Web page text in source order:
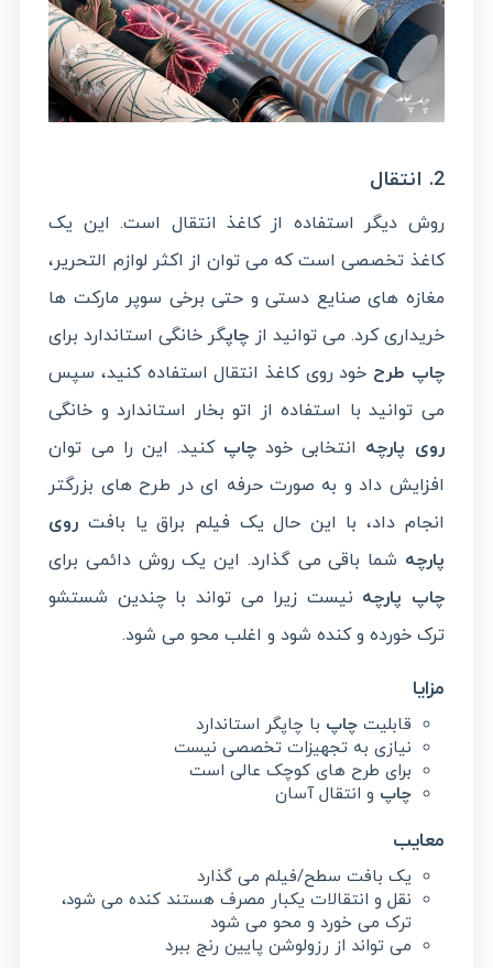
2. انتقال
روش دیگر استفاده از کاغذ انتقال است. این یک
کاغذ تخصصی است که می توان از اکثر لوازم التحریر،
مغازه های صنایع دستی و حتی برخی سوپر مارکت ها
خریداری کرد. می توانید از چاپگر خانگی استاندارد برای
چاپ طرح خود روی کاغذ انتقال استفاده کنید، سپس
می توانید با استفاده از اتو بخار استاندارد و خانگی
روی پارچه انتخابی خود چاپ کنید. این را می توان
افزایش داد و به صورت حرفه ای در طرح های بزرگتر
انجام داد، با این حال یک فیلم براق یا بافت روی
پارچه شما باقی می گذارد. این یک روش دائمی برای
چاپ پارچه نیست زیرا می تواند با چندین شستشو
ترک خورده و کنده شود و اغلب محو می شود.
مزایا
قابلیتچاپ با چاپگر استاندارد
نیازی به تجهیزات تخصصی نیست
برای طرح های کوچک عالی است
چاپ و انتقال آسان
معایب
یک بافت سطح/فیلم می گذارد
نقل و انتقالات یکبار مصرف هستند کنده می شود،
ترک می خورد و محو می شود
می تواند از رزولوشن پایین رنج ببرد